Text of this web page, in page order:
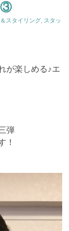
③
スタイリング, スタッ
が楽しめる♪エ
弾
！